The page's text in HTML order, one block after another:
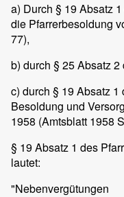
a) Durch § 19 Absatz
die Pfarrerbesoldung
77),
b) durch § 25 Absatz
c) durch § 19 Absatz
Besoldung und
1958 (Amtsblatt 1958
§ 19 Absatz 1 des
lautet:
"Nebenvergütungen